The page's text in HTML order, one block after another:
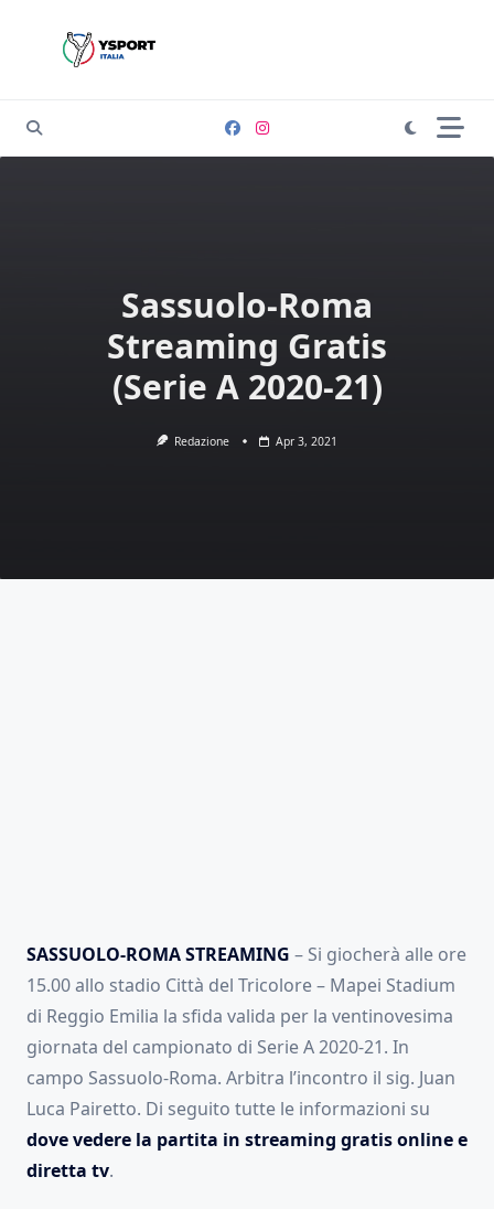
Sassuolo-Roma
Streaming Gratis
(Serie A 2020-21)
Redazione Apr 3, 2021
SASSUOLO-ROMA STREAMING – Si giocherà alle ore
15.00 allo stadio Città del Tricolore – Mapei Stadium
di Reggio Emilia la sfida valida per la ventinovesima
giornata del campionato di Serie A 2020-21. In
campo Sassuolo-Roma. Arbitra l’incontro il sig. Juan
Luca Pairetto. Di seguito tutte le informazioni su
dove vedere la partita in streaming gratis online e
diretta tv.